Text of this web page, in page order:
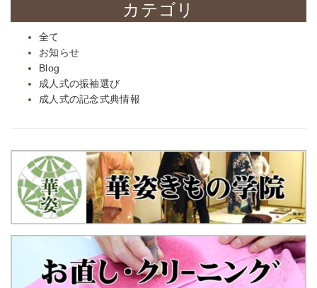
カテゴリ
全て
お知らせ
Blog
成人式の振袖選び
成人式の記念式典情報